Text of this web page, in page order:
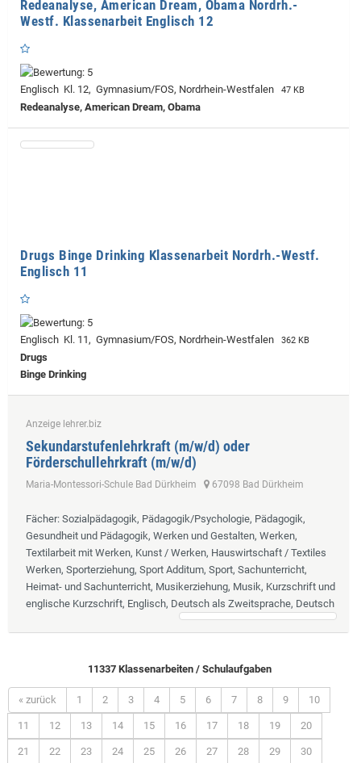
Redeanalyse, American Dream, Obama Nordrh.-
Westf. Klassenarbeit Englisch 12
Englisch Kl. 12, Gymnasium/FOS, Nordrhein-Westfalen 47 KB
Redeanalyse, American Dream, Obama
Drugs Binge Drinking Klassenarbeit Nordrh.-Westf.
Englisch 11
Englisch Kl. 11, Gymnasium/FOS, Nordrhein-Westfalen 362 KB
Drugs
Binge Drinking
Anzeige lehrer.biz
Sekundarstufenlehrkraft (m/w/d) oder
Förderschullehrkraft (m/w/d)
Maria-Montessori-Schule Bad Dürkheim 67098 Bad Dürkheim
Fächer: Sozialpädagogik, Pädagogik/Psychologie, Pädagogik,
Gesundheit und Pädagogik, Werken und Gestalten, Werken,
Textilarbeit mit Werken, Kunst / Werken, Hauswirtschaft / Textiles
Werken, Sporterziehung, Sport Additum, Sport, Sachunterricht,
Heimat- und Sachunterricht, Musikerziehung, Musik, Kurzschrift und
englische Kurzschrift, Englisch, Deutsch als Zweitsprache, Deutsch
11337 Klassenarbeiten / Schulaufgaben
« zurück 1 2 3 4 5 6 7 8 9 10
11 12 13 14 15 16 17 18 19 20
21 22 23 24 25 26 27 28 29 30